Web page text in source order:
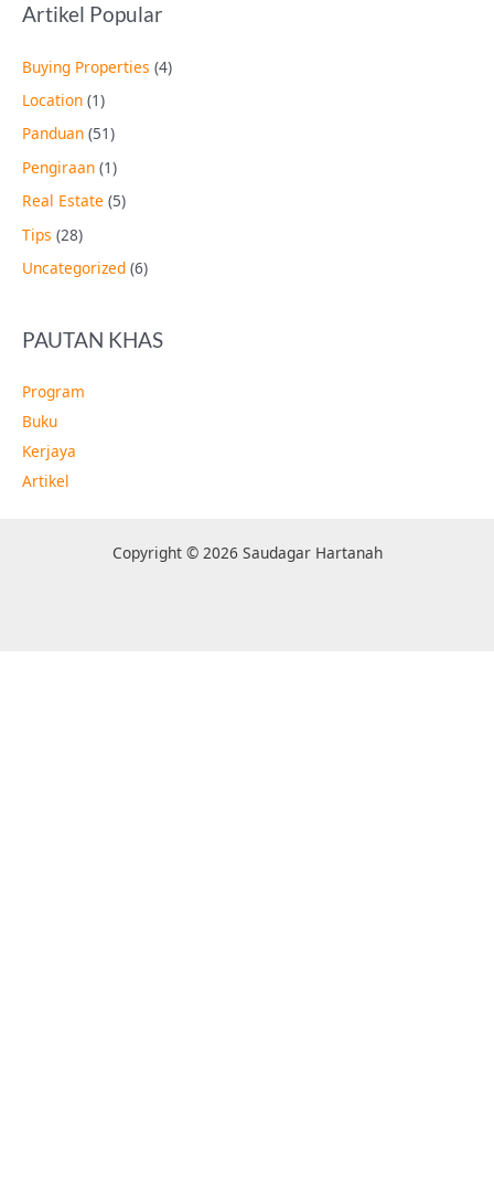
Artikel Popular
Buying Properties (4)
Location (1)
Panduan (51)
Pengiraan (1)
Real Estate (5)
Tips (28)
Uncategorized (6)
PAUTAN KHAS
Program
Buku
Kerjaya
Artikel
Copyright © 2026 Saudagar Hartanah